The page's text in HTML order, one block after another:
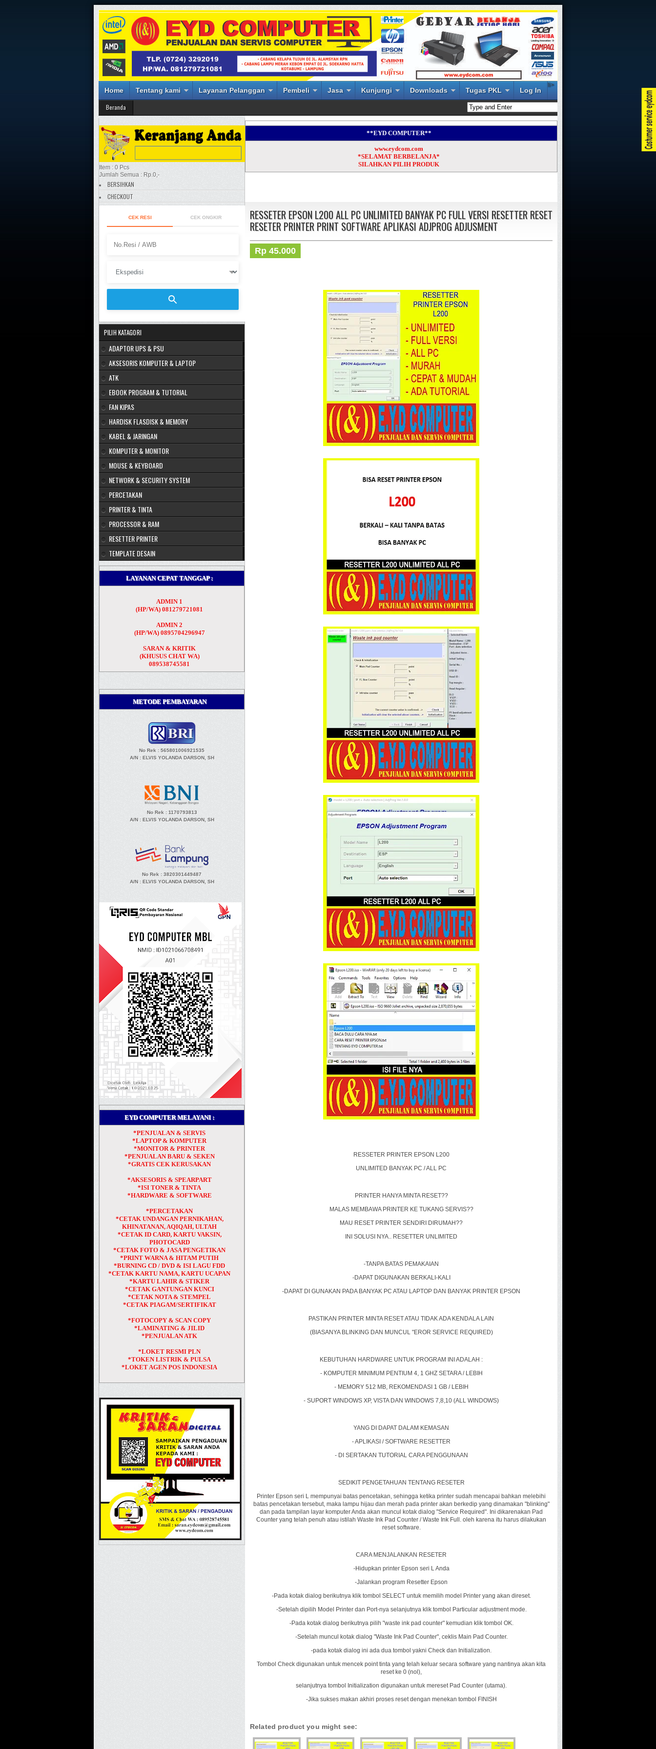
Home Tentang kami Layanan Pelanggan Pembeli Jasa Kunjungi Downloads
li>
Tugas PKL Log In
Beranda
**EYD COMPUTER**
www.eydcom.com
*SELAMAT BERBELANJA*
SILAHKAN PILIH PRODUK
RESSETER EPSON L200 ALL PC UNLIMITED BANYAK PC FULL VERSI RESETTER RESET
RESETER PRINTER PRINT SOFTWARE APLIKASI ADJPROG ADJUSMENT
Rp 45.000
RESSETER PRINTER EPSON L200
UNLIMITED BANYAK PC / ALL PC
PRINTER HANYA MINTA RESET??
MALAS MEMBAWA PRINTER KE TUKANG SERVIS??
MAU RESET PRINTER SENDIRI DIRUMAH??
INI SOLUSI NYA.. RESETTER UNLIMITED
-TANPA BATAS PEMAKAIAN
-DAPAT DIGUNAKAN BERKALI-KALI
-DAPAT DI GUNAKAN PADA BANYAK PC ATAU LAPTOP DAN BANYAK PRINTER EPSON
PASTIKAN PRINTER MINTA RESET ATAU TIDAK ADA KENDALA LAIN
(BIASANYA BLINKING DAN MUNCUL "EROR SERVICE REQUIRED)
KEBUTUHAN HARDWARE UNTUK PROGRAM INI ADALAH :
- KOMPUTER MINIMUM PENTIUM 4, 1 GHZ SETARA / LEBIH
- MEMORY 512 MB, REKOMENDASI 1 GB / LEBIH
- SUPORT WINDOWS XP, VISTA DAN WINDOWS 7,8,10 (ALL WINDOWS)
YANG DI DAPAT DALAM KEMASAN
- APLIKASI / SOFTWARE RESETTER
- DI SERTAKAN TUTORIAL CARA PENGGUNAAN
SEDIKIT PENGETAHUAN TENTANG RESETER
Printer Epson seri L mempunyai batas pencetakan, sehingga ketika printer sudah mencapai bahkan melebihi
batas pencetakan tersebut, maka lampu hijau dan merah pada printer akan berkedip yang dinamakan "blinking"
dan pada tampilan layar komputer Anda akan muncul kotak dialog "Service Required". Ini dikarenakan Pad
Counter yang telah penuh atau istilah Waste Ink Pad Counter / Waste Ink Full. oleh karena itu harus dilakukan
reset software.
CARA MENJALANKAN RESETER
-Hidupkan printer Epson seri L Anda
-Jalankan program Resetter Epson
-Pada kotak dialog berikutnya klik tombol SELECT untuk memilih model Printer yang akan direset.
-Setelah dipilih Model Printer dan Port-nya selanjutnya klik tombol Particular adjustment mode.
-Pada kotak dialog berikutnya pilih "waste ink pad counter" kemudian klik tombol OK.
-Setelah muncul kotak dialog "Waste Ink Pad Counter", ceklis Main Pad Counter.
-pada kotak dialog ini ada dua tombol yakni Check dan Initialization.
Tombol Check digunakan untuk mencek point tinta yang telah keluar secara software yang nantinya akan kita
reset ke 0 (nol),
selanjutnya tombol Initialization digunakan untuk mereset Pad Counter (utama).
-Jika sukses makan akhiri proses reset dengan menekan tombol FINISH
Related product you might see:
Item : 0 Pcs
Jumlah Semua : Rp.0,-
BERSIHKAN
CHECKOUT
CEK RESI CEK ONGKIR
PILIH KATAGORI
ADAPTOR UPS & PSU
AKSESORIS KOMPUTER & LAPTOP
ATK
EBOOK PROGRAM & TUTORIAL
FAN KIPAS
HARDISK FLASDISK & MEMORY
KABEL & JARINGAN
KOMPUTER & MONITOR
MOUSE & KEYBOARD
NETWORK & SECURITY SYSTEM
PERCETAKAN
PRINTER & TINTA
PROCESSOR & RAM
RESETTER PRINTER
TEMPLATE DESAIN
LAYANAN CEPAT TANGGAP :
ADMIN 1
(HP/WA) 081279721081
ADMIN 2
(HP/WA) 0895704296947
SARAN & KRITIK
(KHUSUS CHAT WA)
089538745581
METODE PEMBAYARAN
No Rek : 565801006921535
A/N : ELVIS YOLANDA DARSON, SH
No Rek : 1170793813
A/N : ELVIS YOLANDA DARSON, SH
No Rek : 3820301449487
A/N : ELVIS YOLANDA DARSON, SH
EYD COMPUTER MELAYANI :
*PENJUALAN & SERVIS
*LAPTOP & KOMPUTER
*MONITOR & PRINTER
*PENJUALAN BARU & SEKEN
*GRATIS CEK KERUSAKAN
*AKSESORIS & SPEARPART
*ISI TONER & TINTA
*HARDWARE & SOFTWARE
*PERCETAKAN
*CETAK UNDANGAN PERNIKAHAN,
KHINATANAN, AQIQAH, ULTAH
*CETAK ID CARD, KARTU VAKSIN,
PHOTOCARD
*CETAK FOTO & JASA PENGETIKAN
*PRINT WARNA & HITAM PUTIH
*BURNING CD / DVD & ISI LAGU FDD
*CETAK KARTU NAMA, KARTU UCAPAN
*KARTU LAHIR & STIKER
*CETAK GANTUNGAN KUNCI
*CETAK NOTA & STEMPEL
*CETAK PIAGAM/SERTIFIKAT
*FOTOCOPY & SCAN COPY
*LAMINATING & JILID
*PENJUALAN ATK
*LOKET RESMI PLN
*TOKEN LISTRIK & PULSA
*LOKET AGEN POS INDONESIA